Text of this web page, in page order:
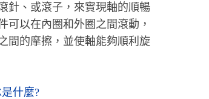
針、或滾子，來實現軸的順暢
可以在內圈和外圈之間滾動，
間的摩擦，並使軸能夠順利旋
什麼?